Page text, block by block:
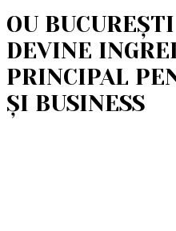
OU
DEVINE
PRINCIPAL
ȘI BUSINESS